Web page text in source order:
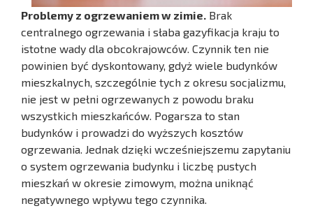
Problemy z ogrzewaniem w zimie. Brak
centralnego ogrzewania i słaba gazyfikacja kraju to
istotne wady dla obcokrajowców. Czynnik ten nie
powinien być dyskontowany, gdyż wiele budynków
mieszkalnych, szczególnie tych z okresu socjalizmu,
nie jest w pełni ogrzewanych z powodu braku
wszystkich mieszkańców. Pogarsza to stan
budynków i prowadzi do wyższych kosztów
ogrzewania. Jednak dzięki wcześniejszemu zapytaniu
o system ogrzewania budynku i liczbę pustych
mieszkań w okresie zimowym, można uniknąć
negatywnego wpływu tego czynnika.